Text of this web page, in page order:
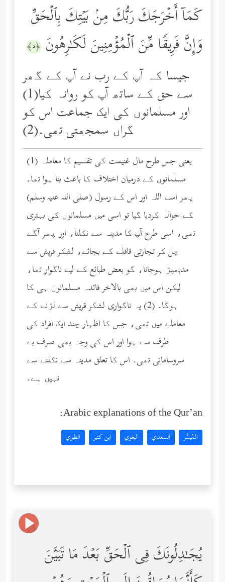
كَمَاۤ أَخۡرَجَكَ رَبُّكَ مِنۢ بَیۡتِكَ بِٱلۡحَقِّ
وَإِنَّ فَرِیقࣰا مِّنَ ٱلۡمُؤۡمِنِینَ لَكَـٰرِهُونَ ﴿٥﴾
جیسا کہ آپ کے رب نے آپ کے گھر
سے حق کے ساتھ آپ کو روانہ کیا(1)
اور مسلمانوں کی ایک جماعت اس کو
گراں سمجھتی تھی۔(2)
(1) یعنی جس طرح مال غنیمت کی تقسیم کا معاملہ
مسلمانوں کے درمیان اختلاف کا باعث بنا ہوا تھا۔
پھر اسے اللہ اور اس کے رسول (صلى الله عليه وسلم)
کے حوالہ کردیا گیا تو اسی میں مسلمانوں کی بہتری
تھی، اسی طرح آپ کا مدینہ سے نکلنا، اور پھر آگے
چل کر تجارتی قافلے کے بجائے، لشکر قریش سے
مدبھیڑ ہوجانا، گو بعض طبائع کے لیے ناگوار تھا،
لیکن اس میں بھی بالاخر فائدہ مسلمانوں ہی کا
ہوگا۔ (2) یہ ناگواری لشکر قریش سے لڑنے کے
معاملے میں تھی، جس کا اظہار چند ایک افراد کی
طرف سے ہوا اور اس کی وجہ بھی صرف بے
سروسامانی تھی۔ اس کا تعلق مدینہ سے نکلنے سے
نہیں ہے۔
Arabic explanations of the Qur’an:
المُيسَّر السعدي البغوي ابن كثير الطبري
یُجَـٰدِلُونَكَ فِی ٱلۡحَقِّ بَعۡدَ مَا تَبَیَّنَ